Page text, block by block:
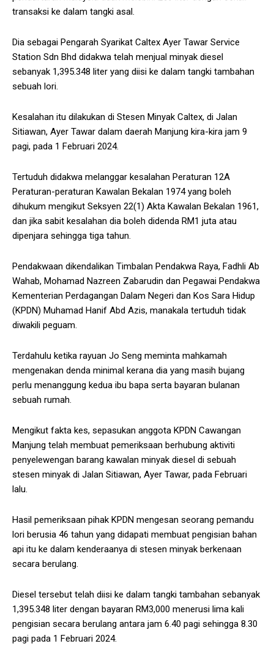
transaksi ke dalam tangki asal.
Dia sebagai Pengarah Syarikat Caltex Ayer Tawar Service
Station Sdn Bhd didakwa telah menjual minyak diesel
sebanyak 1,395.348 liter yang diisi ke dalam tangki tambahan
sebuah lori.
Kesalahan itu dilakukan di Stesen Minyak Caltex, di Jalan
Sitiawan, Ayer Tawar dalam daerah Manjung kira-kira jam 9
pagi, pada 1 Februari 2024.
Tertuduh didakwa melanggar kesalahan Peraturan 12A
Peraturan-peraturan Kawalan Bekalan 1974 yang boleh
dihukum mengikut Seksyen 22(1) Akta Kawalan Bekalan 1961,
dan jika sabit kesalahan dia boleh didenda RM1 juta atau
dipenjara sehingga tiga tahun.
Pendakwaan dikendalikan Timbalan Pendakwa Raya, Fadhli Ab
Wahab, Mohamad Nazreen Zabarudin dan Pegawai Pendakwa
Kementerian Perdagangan Dalam Negeri dan Kos Sara Hidup
(KPDN) Muhamad Hanif Abd Azis, manakala tertuduh tidak
diwakili peguam.
Terdahulu ketika rayuan Jo Seng meminta mahkamah
mengenakan denda minimal kerana dia yang masih bujang
perlu menanggung kedua ibu bapa serta bayaran bulanan
sebuah rumah.
Mengikut fakta kes, sepasukan anggota KPDN Cawangan
Manjung telah membuat pemeriksaan berhubung aktiviti
penyelewengan barang kawalan minyak diesel di sebuah
stesen minyak di Jalan Sitiawan, Ayer Tawar, pada Februari
lalu.
Hasil pemeriksaan pihak KPDN mengesan seorang pemandu
lori berusia 46 tahun yang didapati membuat pengisian bahan
api itu ke dalam kenderaanya di stesen minyak berkenaan
secara berulang.
Diesel tersebut telah diisi ke dalam tangki tambahan sebanyak
1,395.348 liter dengan bayaran RM3,000 menerusi lima kali
pengisian secara berulang antara jam 6.40 pagi sehingga 8.30
pagi pada 1 Februari 2024.